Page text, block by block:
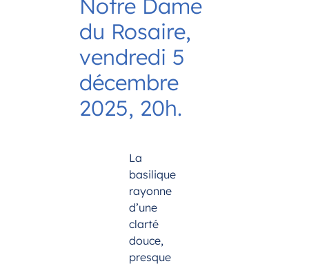
Notre Dame
du Rosaire,
vendredi 5
décembre
2025, 20h.
La
basilique
rayonne
d’une
clarté
douce,
presque